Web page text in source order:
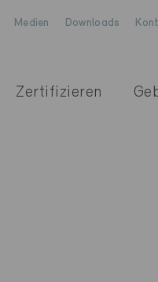
Medien Downloads
Zertifizieren